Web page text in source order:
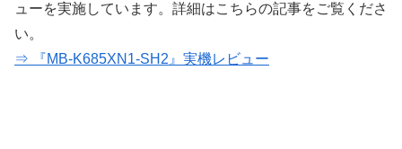
ューを実施しています。詳細はこちらの記事をご覧くださ
い。
⇒ 『MB-K685XN1-SH2』実機レビュー